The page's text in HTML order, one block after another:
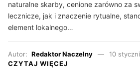
naturalne skarby, cenione zarówno za
lecznicze, jak i znaczenie rytualne,
element lokalnego…
Autor: Redaktor Naczelny
10
CZYTAJ WIĘCEJ